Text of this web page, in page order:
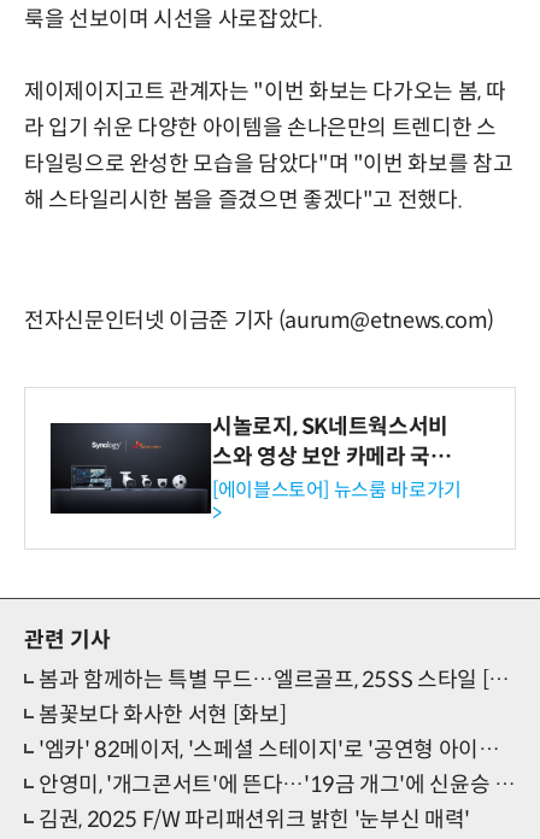
룩을 선보이며 시선을 사로잡았다.
제이제이지고트 관계자는 "이번 화보는 다가오는 봄, 따
라 입기 쉬운 다양한 아이템을 손나은만의 트렌디한 스
타일링으로 완성한 모습을 담았다"며 "이번 화보를 참고
해 스타일리시한 봄을 즐겼으면 좋겠다"고 전했다.
전자신문인터넷 이금준 기자 (aurum@etnews.com)
시놀로지, SK네트웍스서비
스와 영상 보안 카메라 국내
독점 판매 파트너십 체결
[에이블스토어] 뉴스룸 바로가기
>
관련 기사
봄과 함께하는 특별 무드…엘르골프, 25SS 스타일 [화보]
봄꽃보다 화사한 서현 [화보]
'엠카' 82메이저, '스페셜 스테이지'로 '공연형 아이돌' 입증
안영미, '개그콘서트'에 뜬다…'19금 개그'에 신윤승 기겁?!
김권, 2025 F/W 파리패션위크 밝힌 '눈부신 매력'